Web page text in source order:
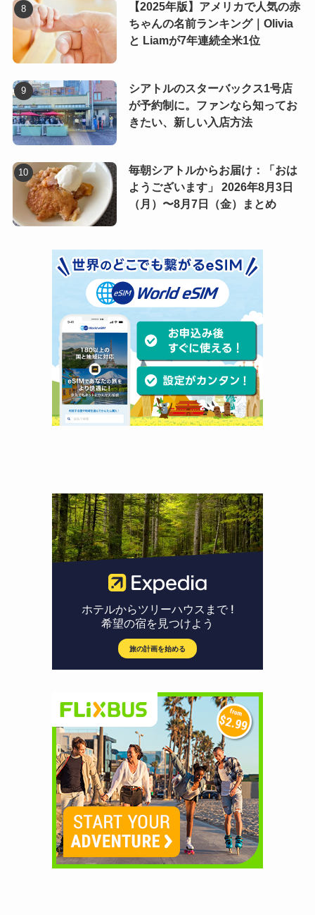
【2025年版】アメリカで人気の赤
ちゃんの名前ランキング｜Olivia
と Liamが7年連続全米1位
シアトルのスターバックス1号店
が予約制に。ファンなら知ってお
きたい、新しい入店方法
毎朝シアトルからお届け：「おは
ようございます」 2026年8月3日
（月）〜8月7日（金）まとめ